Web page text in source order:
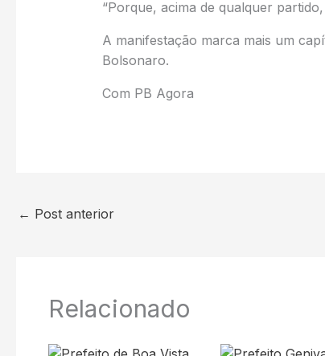
“Porque, acima de qualquer
A manifestação marca mais um
Bolsonaro.
Com PB Agora
← Post anterior
Relacionado